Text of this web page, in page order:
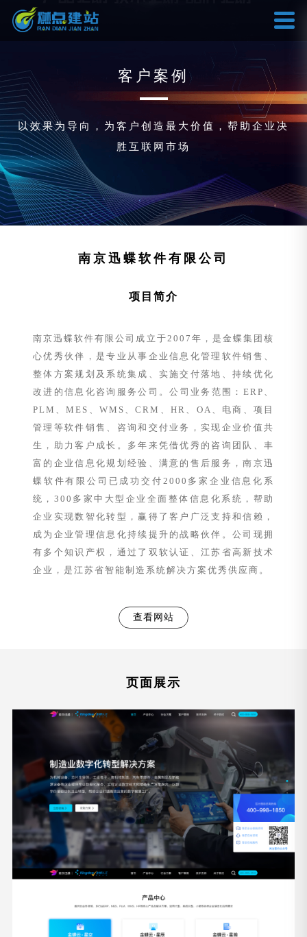
客户案例
以效果为导向，为客户创造最大价值，帮助企业决
胜互联网市场
南京迅蝶软件有限公司
项目简介
南京迅蝶软件有限公司成立于2007年，是金蝶集团核
心优秀伙伴，是专业从事企业信息化管理软件销售、
整体方案规划及系统集成、实施交付落地、持续优化
改进的信息化咨询服务公司。公司业务范围：ERP、
PLM、MES、WMS、CRM、HR、OA、电商、项目
管理等软件销售、咨询和交付业务，实现企业价值共
生，助力客户成长。多年来凭借优秀的咨询团队、丰
富的企业信息化规划经验、满意的售后服务，南京迅
蝶软件有限公司已成功交付2000多家企业信息化系
统，300多家中大型企业全面整体信息化系统，帮助
企业实现数智化转型，赢得了客户广泛支持和信赖，
成为企业管理信息化持续提升的战略伙伴。公司现拥
有多个知识产权，通过了双软认证、江苏省高新技术
企业，是江苏省智能制造系统解决方案优秀供应商。
查看网站
页面展示